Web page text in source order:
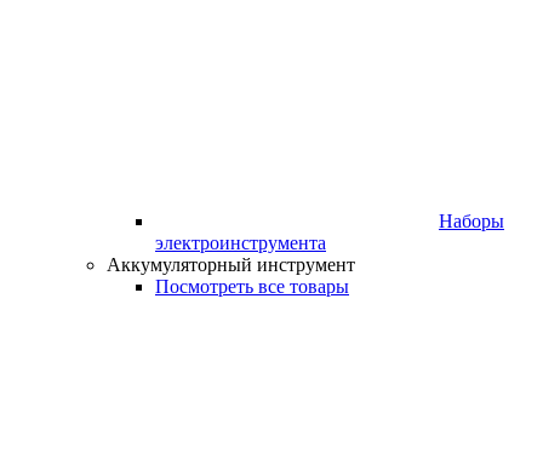
Наборы
электроинструмента
Аккумуляторный инструмент
Посмотреть все товары